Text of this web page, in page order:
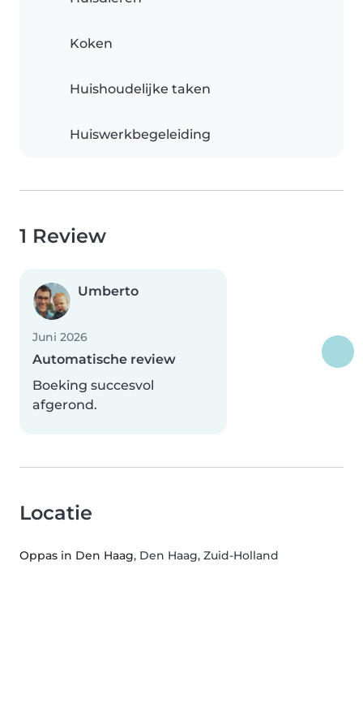
Koken
Huishoudelijke taken
Huiswerkbegeleiding
1 Review
Umberto
Juni 2026
Automatische review
Boeking succesvol
afgerond.
Locatie
Oppas in Den Haag, Den Haag, Zuid-Holland